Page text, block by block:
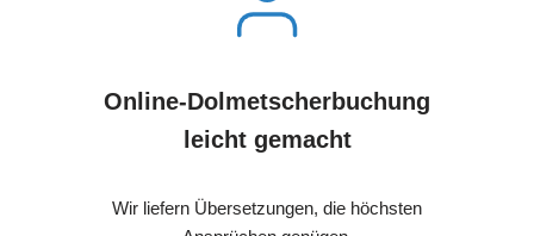
Online-Dolmetscherbuchung
leicht gemacht
Wir liefern Übersetzungen, die höchsten